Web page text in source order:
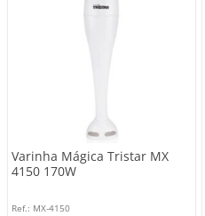
Varinha Mágica Tristar MX
4150 170W
Ref.: MX-4150